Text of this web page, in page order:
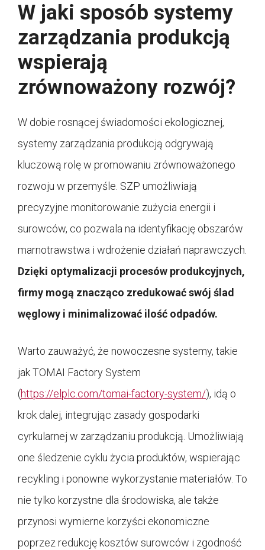
W jaki sposób systemy
zarządzania produkcją
wspierają
zrównoważony rozwój?
W dobie rosnącej świadomości ekologicznej,
systemy zarządzania produkcją odgrywają
kluczową rolę w promowaniu zrównoważonego
rozwoju w przemyśle. SZP umożliwiają
precyzyjne monitorowanie zużycia energii i
surowców, co pozwala na identyfikację obszarów
marnotrawstwa i wdrożenie działań naprawczych.
Dzięki optymalizacji procesów produkcyjnych,
firmy mogą znacząco zredukować swój ślad
węglowy i minimalizować ilość odpadów.
Warto zauważyć, że nowoczesne systemy, takie
jak TOMAI Factory System
(https://elplc.com/tomai-factory-system/), idą o
krok dalej, integrując zasady gospodarki
cyrkularnej w zarządzaniu produkcją. Umożliwiają
one śledzenie cyklu życia produktów, wspierając
recykling i ponowne wykorzystanie materiałów. To
nie tylko korzystne dla środowiska, ale także
przynosi wymierne korzyści ekonomiczne
poprzez redukcję kosztów surowców i zgodność